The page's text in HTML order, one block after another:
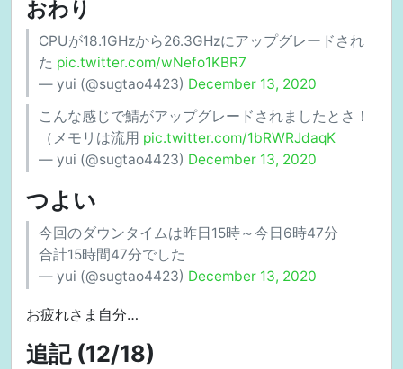
おわり
CPUが18.1GHzから26.3GHzにアップグレードされ
た pic.twitter.com/wNefo1KBR7
— yui (@sugtao4423) December 13, 2020
こんな感じで鯖がアップグレードされましたとさ！
（メモリは流用 pic.twitter.com/1bRWRJdaqK
— yui (@sugtao4423) December 13, 2020
つよい
今回のダウンタイムは昨日15時～今日6時47分
合計15時間47分でした
— yui (@sugtao4423) December 13, 2020
お疲れさま自分…
追記 (12/18)